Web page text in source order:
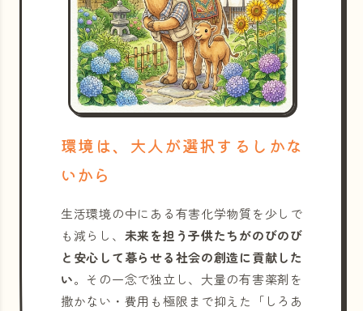
環境は、大人が選択するしかな
いから
生活環境の中にある有害化学物質を少しで
も減らし、 未来を担う子供たちがのびのび
と安心して暮らせる社会の創造に貢献した
い。その一念で独立し、大量の有害薬剤を
撒かない・費用も極限まで抑えた「しろあ